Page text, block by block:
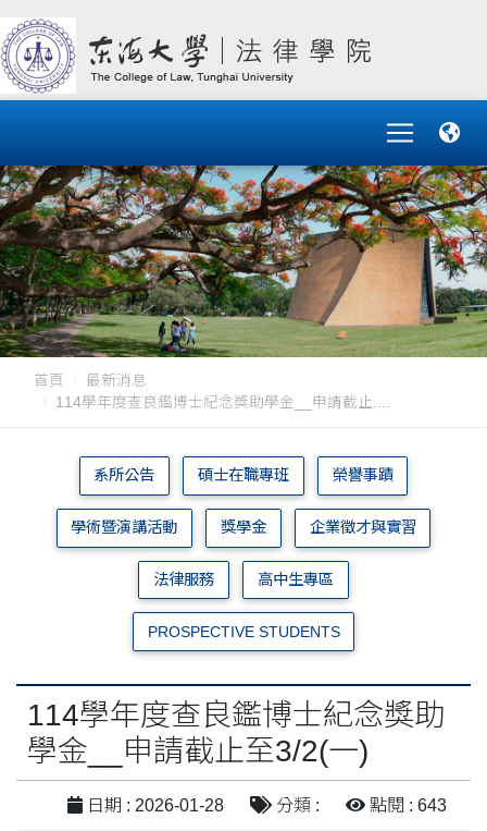
首頁
最新消息
114學年度查良鑑博士紀念獎助學金__申請截止....
系所公告 碩士在職專班 榮譽事蹟
學術暨演講活動 獎學金 企業徵才與實習
法律服務 高中生專區
PROSPECTIVE STUDENTS
114學年度查良鑑博士紀念獎助
學金__申請截止至3/2(一)
日期 : 2026-01-28 分類 : 點閱 : 643